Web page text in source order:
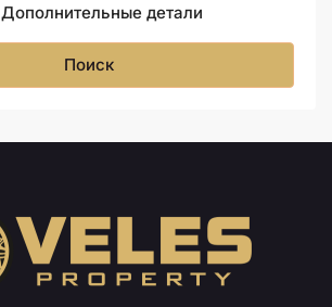
Дополнительные детали
Поиск